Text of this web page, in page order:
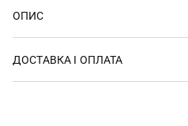
ОПИС
ДОСТАВКА І ОПЛАТА